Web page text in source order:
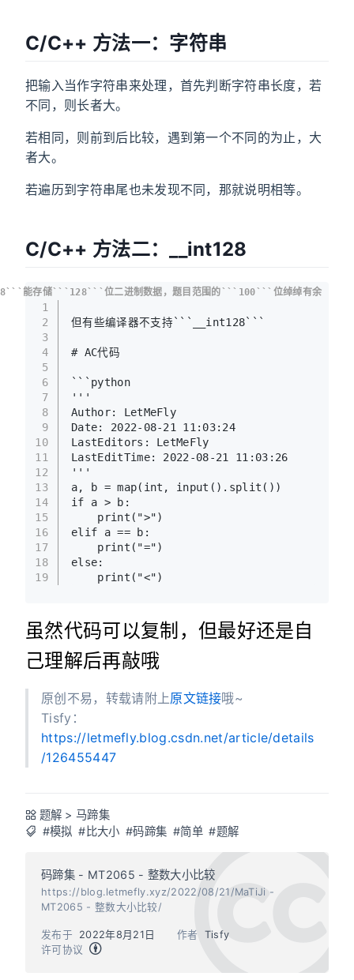
C/C++ 方法一：字符串
把输入当作字符串来处理，首先判断字符串长度，若
不同，则长者大。
若相同，则前到后比较，遇到第一个不同的为止，大
者大。
若遍历到字符串尾也未发现不同，那就说明相等。
C/C++ 方法二：__int128
1
2
3
4
5
6
7
8
9
10
11
12
13
14
15
16
17
18
19
但有些编译器不支持```__int128```
# AC代码
```python
'''
Author: LetMeFly
Date: 2022-08-21 11:03:24
LastEditors: LetMeFly
LastEditTime: 2022-08-21 11:03:26
'''
a, b = map(int, input().split())
if a > b:
    print(">")
elif a == b:
    print("=")
else:
    print("<")
能存储```128```位二进制数据，题目范围的```100```位绰绰有余
虽然代码可以复制，但最好还是自
己理解后再敲哦
原创不易，转载请附上原文链接哦~
Tisfy：
https://letmefly.blog.csdn.net/article/details
/126455447
题解 > 马蹄集
#模拟 #比大小 #码蹄集 #简单 #题解
码蹄集 - MT2065 - 整数大小比较
https://blog.letmefly.xyz/2022/08/21/MaTiJi -
MT2065 - 整数大小比较/
作者 Tisfy
发布于
2022年8月21日
许可协议